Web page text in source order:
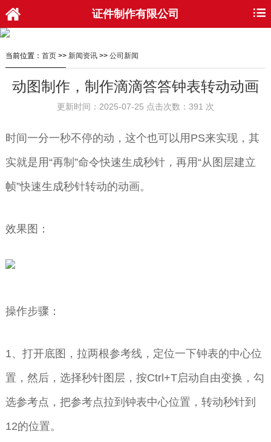
证件制作有限公司
当前位置： 首页>> 新闻资讯>> 公司新闻
动图制作，制作滴滴答答钟表转动动画
更新时间：2025-07-25 点击次数：391 次
时间一分一秒不停的动，这个也可以用PS来实现，其
实就是用“再制”命令快速生成秒针，再用“从图层建立
帧”快速生成秒针转动的动画。
效果图：
操作步骤：
1、打开底图，拉两根参考线，定位一下钟表的中心位
置，然后，选择秒针图层，按Ctrl+T启动自由变换，勾
选参考点，把参考点拉到钟表中心位置，转动秒针到
12的位置。